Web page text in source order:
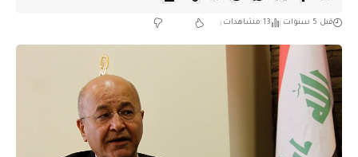
قبل 5 سنوات 13 مشاهدات